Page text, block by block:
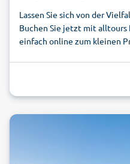
Lassen Sie sich von der
Buchen Sie jetzt mit alltours
einfach online zum kleinen